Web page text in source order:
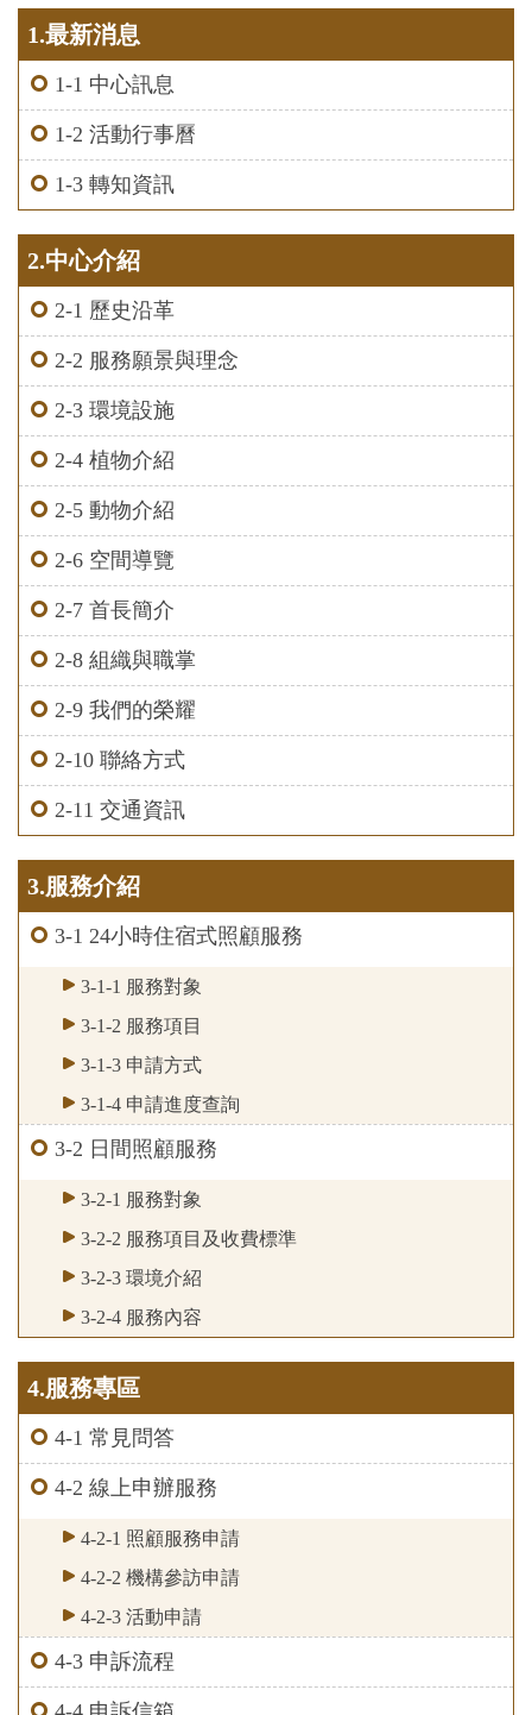
1.最新消息
1-1 中心訊息
1-2 活動行事曆
1-3 轉知資訊
2.中心介紹
2-1 歷史沿革
2-2 服務願景與理念
2-3 環境設施
2-4 植物介紹
2-5 動物介紹
2-6 空間導覽
2-7 首長簡介
2-8 組織與職掌
2-9 我們的榮耀
2-10 聯絡方式
2-11 交通資訊
3.服務介紹
3-1 24小時住宿式照顧服務
3-1-1 服務對象
3-1-2 服務項目
3-1-3 申請方式
3-1-4 申請進度查詢
3-2 日間照顧服務
3-2-1 服務對象
3-2-2 服務項目及收費標準
3-2-3 環境介紹
3-2-4 服務內容
4.服務專區
4-1 常見問答
4-2 線上申辦服務
4-2-1 照顧服務申請
4-2-2 機構參訪申請
4-2-3 活動申請
4-3 申訴流程